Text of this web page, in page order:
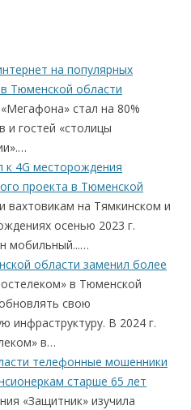
на популярных
Тюменской области
стал на 80%
и гостей «столицы
4G месторождения
проекта в Тюменской
вахтовикам на Тямкинском и
осенью 2023 г.
мобильный...…
области заменил более
в Тюменской
свою
инфраструктуру. В 2024 г.
в…
телефонные мошенники
старше 65 лет
«Защитник» изучила